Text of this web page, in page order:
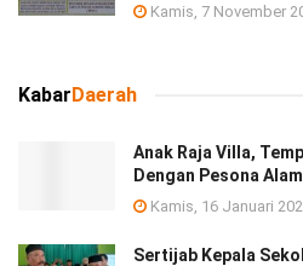
Kamis, 7 November
KabarDaerah
Anak Raja Villa,
Dengan Pesona
Kamis, 16 Januari
Sertijab Kepala